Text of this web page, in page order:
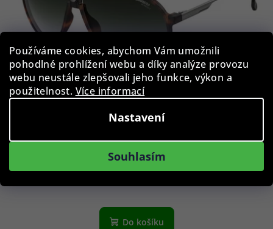
Používáme cookies, abychom Vám umožnili
pohodlné prohlížení webu a díky analýze provozu
webu neustále zlepšovali jeho funkce, výkon a
použitelnost. Více informací
Nastavení
Souhlasím
Carrera 1034/S-086-9K
1 890 Kč
Skladem
Do košíku